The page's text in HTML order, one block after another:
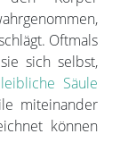
Oftmals
sich selbst,
leibliche Säule
miteinander
können